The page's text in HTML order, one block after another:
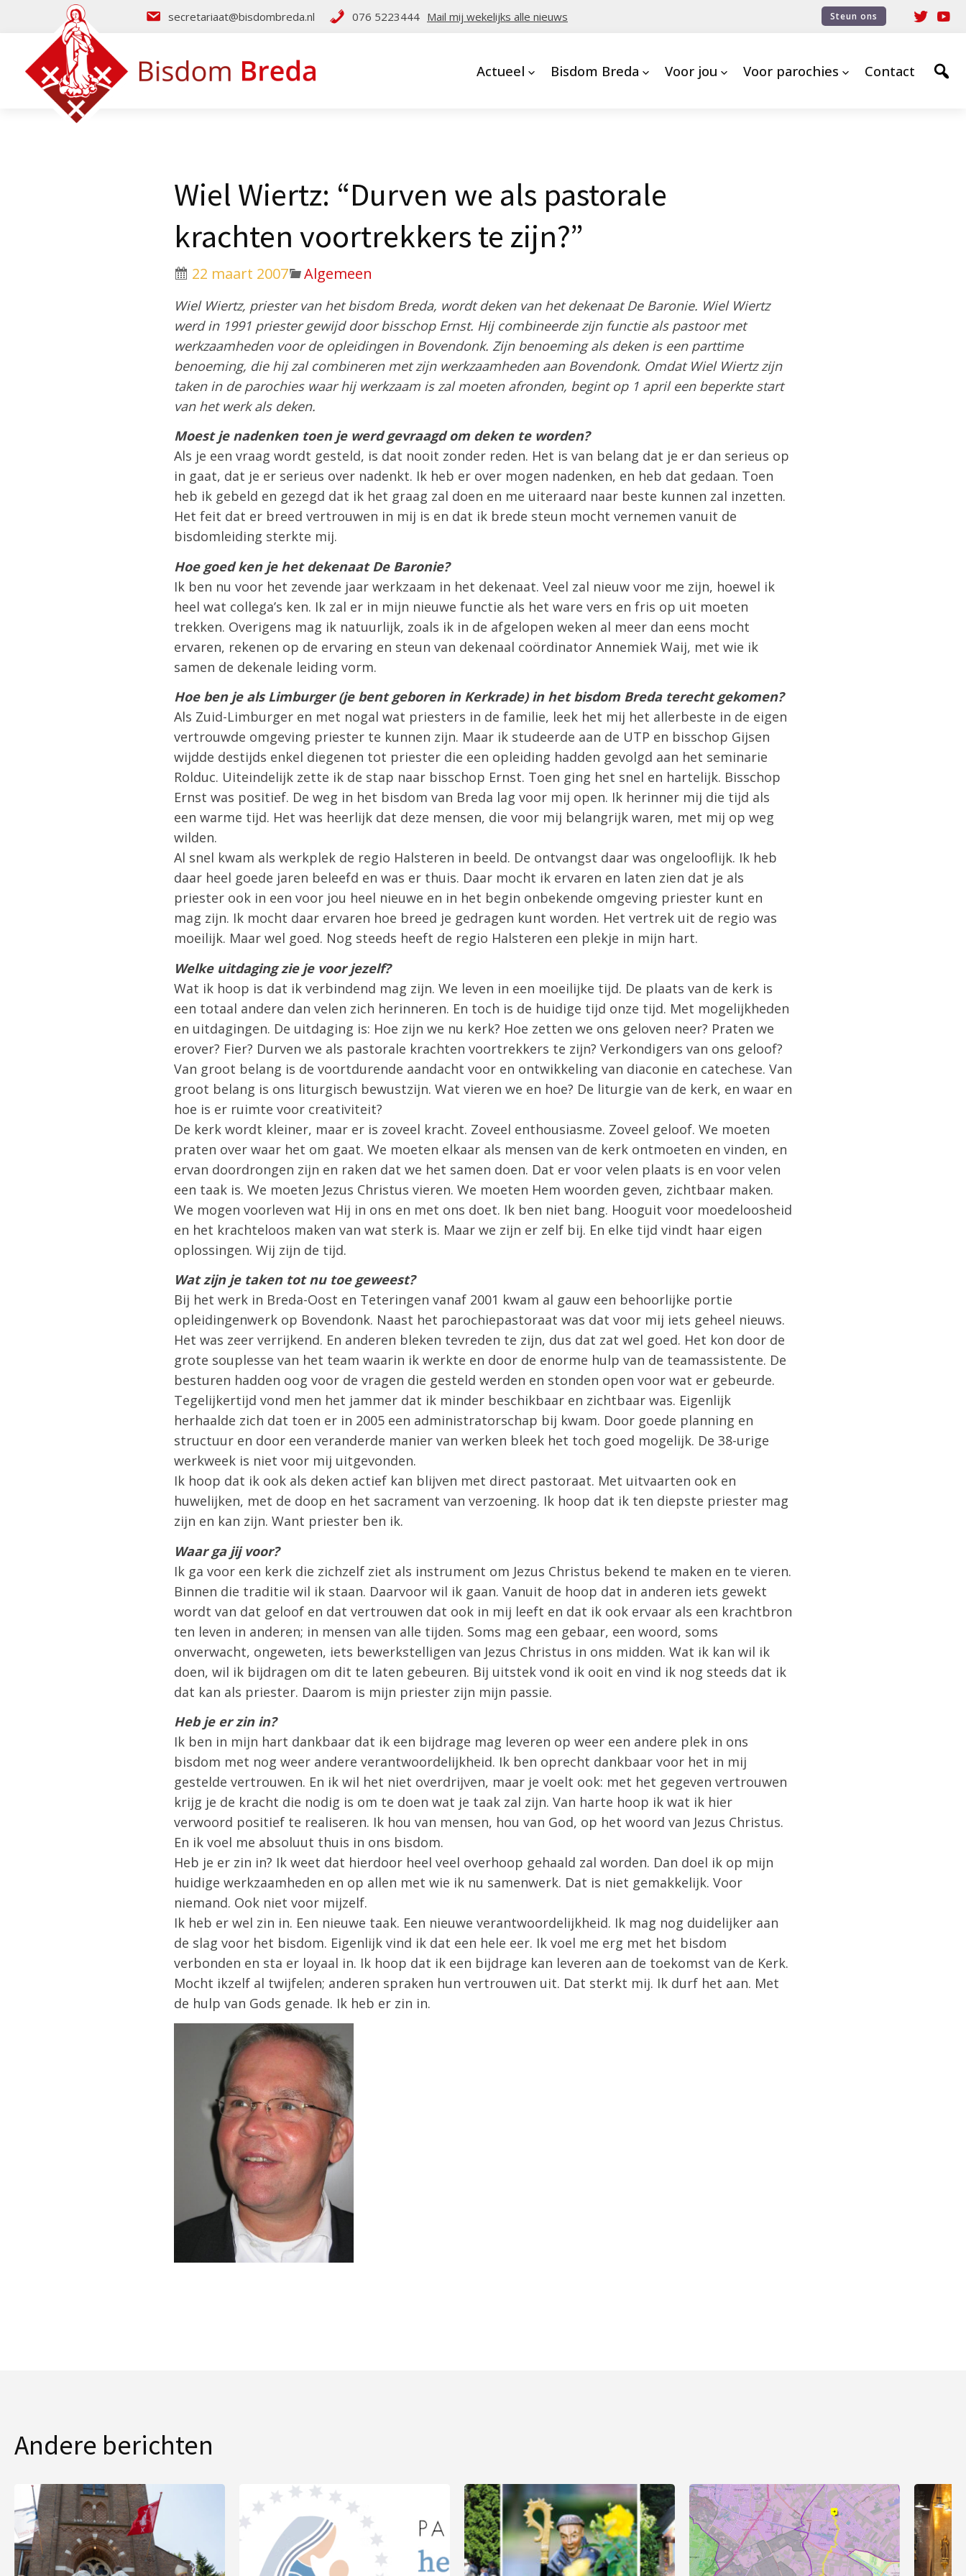
secretariaat@bisdombreda.nl 076 5223444 Mail mij wekelijks alle nieuws Steun ons
Actueel Bisdom Breda Voor jou Voor parochies Contact
Wiel Wiertz: “Durven we als pastorale
krachten voortrekkers te zijn?”
22 maart 2007 Algemeen
Wiel Wiertz, priester van het bisdom Breda, wordt deken van het dekenaat De Baronie. Wiel Wiertz
werd in 1991 priester gewijd door bisschop Ernst. Hij combineerde zijn functie als pastoor met
werkzaamheden voor de opleidingen in Bovendonk. Zijn benoeming als deken is een parttime
benoeming, die hij zal combineren met zijn werkzaamheden aan Bovendonk. Omdat Wiel Wiertz zijn
taken in de parochies waar hij werkzaam is zal moeten afronden, begint op 1 april een beperkte start
van het werk als deken.
Moest je nadenken toen je werd gevraagd om deken te worden?
Als je een vraag wordt gesteld, is dat nooit zonder reden. Het is van belang dat je er dan serieus op
in gaat, dat je er serieus over nadenkt. Ik heb er over mogen nadenken, en heb dat gedaan. Toen
heb ik gebeld en gezegd dat ik het graag zal doen en me uiteraard naar beste kunnen zal inzetten.
Het feit dat er breed vertrouwen in mij is en dat ik brede steun mocht vernemen vanuit de
bisdomleiding sterkte mij.
Hoe goed ken je het dekenaat De Baronie?
Ik ben nu voor het zevende jaar werkzaam in het dekenaat. Veel zal nieuw voor me zijn, hoewel ik
heel wat collega’s ken. Ik zal er in mijn nieuwe functie als het ware vers en fris op uit moeten
trekken. Overigens mag ik natuurlijk, zoals ik in de afgelopen weken al meer dan eens mocht
ervaren, rekenen op de ervaring en steun van dekenaal coördinator Annemiek Waij, met wie ik
samen de dekenale leiding vorm.
Hoe ben je als Limburger (je bent geboren in Kerkrade) in het bisdom Breda terecht gekomen?
Als Zuid-Limburger en met nogal wat priesters in de familie, leek het mij het allerbeste in de eigen
vertrouwde omgeving priester te kunnen zijn. Maar ik studeerde aan de UTP en bisschop Gijsen
wijdde destijds enkel diegenen tot priester die een opleiding hadden gevolgd aan het seminarie
Rolduc. Uiteindelijk zette ik de stap naar bisschop Ernst. Toen ging het snel en hartelijk. Bisschop
Ernst was positief. De weg in het bisdom van Breda lag voor mij open. Ik herinner mij die tijd als
een warme tijd. Het was heerlijk dat deze mensen, die voor mij belangrijk waren, met mij op weg
wilden.
Al snel kwam als werkplek de regio Halsteren in beeld. De ontvangst daar was ongelooflijk. Ik heb
daar heel goede jaren beleefd en was er thuis. Daar mocht ik ervaren en laten zien dat je als
priester ook in een voor jou heel nieuwe en in het begin onbekende omgeving priester kunt en
mag zijn. Ik mocht daar ervaren hoe breed je gedragen kunt worden. Het vertrek uit de regio was
moeilijk. Maar wel goed. Nog steeds heeft de regio Halsteren een plekje in mijn hart.
Welke uitdaging zie je voor jezelf?
Wat ik hoop is dat ik verbindend mag zijn. We leven in een moeilijke tijd. De plaats van de kerk is
een totaal andere dan velen zich herinneren. En toch is de huidige tijd onze tijd. Met mogelijkheden
en uitdagingen. De uitdaging is: Hoe zijn we nu kerk? Hoe zetten we ons geloven neer? Praten we
erover? Fier? Durven we als pastorale krachten voortrekkers te zijn? Verkondigers van ons geloof?
Van groot belang is de voortdurende aandacht voor en ontwikkeling van diaconie en catechese. Van
groot belang is ons liturgisch bewustzijn. Wat vieren we en hoe? De liturgie van de kerk, en waar en
hoe is er ruimte voor creativiteit?
De kerk wordt kleiner, maar er is zoveel kracht. Zoveel enthousiasme. Zoveel geloof. We moeten
praten over waar het om gaat. We moeten elkaar als mensen van de kerk ontmoeten en vinden, en
ervan doordrongen zijn en raken dat we het samen doen. Dat er voor velen plaats is en voor velen
een taak is. We moeten Jezus Christus vieren. We moeten Hem woorden geven, zichtbaar maken.
We mogen voorleven wat Hij in ons en met ons doet. Ik ben niet bang. Hooguit voor moedeloosheid
en het krachteloos maken van wat sterk is. Maar we zijn er zelf bij. En elke tijd vindt haar eigen
oplossingen. Wij zijn de tijd.
Wat zijn je taken tot nu toe geweest?
Bij het werk in Breda-Oost en Teteringen vanaf 2001 kwam al gauw een behoorlijke portie
opleidingenwerk op Bovendonk. Naast het parochiepastoraat was dat voor mij iets geheel nieuws.
Het was zeer verrijkend. En anderen bleken tevreden te zijn, dus dat zat wel goed. Het kon door de
grote souplesse van het team waarin ik werkte en door de enorme hulp van de teamassistente. De
besturen hadden oog voor de vragen die gesteld werden en stonden open voor wat er gebeurde.
Tegelijkertijd vond men het jammer dat ik minder beschikbaar en zichtbaar was. Eigenlijk
herhaalde zich dat toen er in 2005 een administratorschap bij kwam. Door goede planning en
structuur en door een veranderde manier van werken bleek het toch goed mogelijk. De 38-urige
werkweek is niet voor mij uitgevonden.
Ik hoop dat ik ook als deken actief kan blijven met direct pastoraat. Met uitvaarten ook en
huwelijken, met de doop en het sacrament van verzoening. Ik hoop dat ik ten diepste priester mag
zijn en kan zijn. Want priester ben ik.
Waar ga jij voor?
Ik ga voor een kerk die zichzelf ziet als instrument om Jezus Christus bekend te maken en te vieren.
Binnen die traditie wil ik staan. Daarvoor wil ik gaan. Vanuit de hoop dat in anderen iets gewekt
wordt van dat geloof en dat vertrouwen dat ook in mij leeft en dat ik ook ervaar als een krachtbron
ten leven in anderen; in mensen van alle tijden. Soms mag een gebaar, een woord, soms
onverwacht, ongeweten, iets bewerkstelligen van Jezus Christus in ons midden. Wat ik kan wil ik
doen, wil ik bijdragen om dit te laten gebeuren. Bij uitstek vond ik ooit en vind ik nog steeds dat ik
dat kan als priester. Daarom is mijn priester zijn mijn passie.
Heb je er zin in?
Ik ben in mijn hart dankbaar dat ik een bijdrage mag leveren op weer een andere plek in ons
bisdom met nog weer andere verantwoordelijkheid. Ik ben oprecht dankbaar voor het in mij
gestelde vertrouwen. En ik wil het niet overdrijven, maar je voelt ook: met het gegeven vertrouwen
krijg je de kracht die nodig is om te doen wat je taak zal zijn. Van harte hoop ik wat ik hier
verwoord positief te realiseren. Ik hou van mensen, hou van God, op het woord van Jezus Christus.
En ik voel me absoluut thuis in ons bisdom.
Heb je er zin in? Ik weet dat hierdoor heel veel overhoop gehaald zal worden. Dan doel ik op mijn
huidige werkzaamheden en op allen met wie ik nu samenwerk. Dat is niet gemakkelijk. Voor
niemand. Ook niet voor mijzelf.
Ik heb er wel zin in. Een nieuwe taak. Een nieuwe verantwoordelijkheid. Ik mag nog duidelijker aan
de slag voor het bisdom. Eigenlijk vind ik dat een hele eer. Ik voel me erg met het bisdom
verbonden en sta er loyaal in. Ik hoop dat ik een bijdrage kan leveren aan de toekomst van de Kerk.
Mocht ikzelf al twijfelen; anderen spraken hun vertrouwen uit. Dat sterkt mij. Ik durf het aan. Met
de hulp van Gods genade. Ik heb er zin in.
Andere berichten